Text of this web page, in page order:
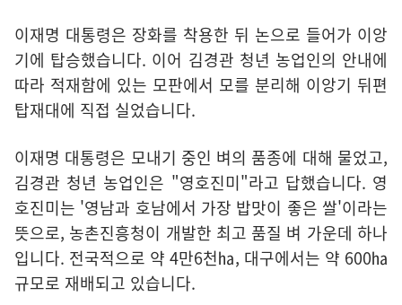
이재명 대통령은 장화를 착용한 뒤 논으로 들어가 이앙
기에 탑승했습니다. 이어 김경관 청년 농업인의 안내에
따라 적재함에 있는 모판에서 모를 분리해 이앙기 뒤편
탑재대에 직접 실었습니다.
이재명 대통령은 모내기 중인 벼의 품종에 대해 물었고,
김경관 청년 농업인은 "영호진미"라고 답했습니다. 영
호진미는 '영남과 호남에서 가장 밥맛이 좋은 쌀'이라는
뜻으로, 농촌진흥청이 개발한 최고 품질 벼 가운데 하나
입니다. 전국적으로 약 4만6천㏊, 대구에서는 약 600㏊
규모로 재배되고 있습니다.